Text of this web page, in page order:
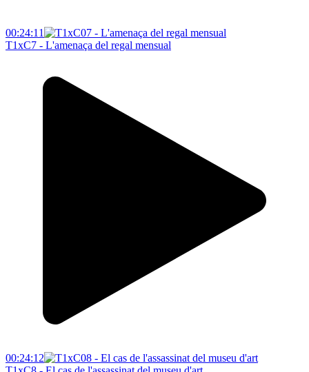
00:24:11
T1xC7 - L'amenaça del regal mensual
00:24:12